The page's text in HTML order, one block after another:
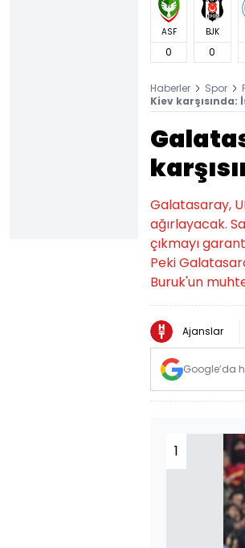
ASF
0
BJK
0
Haberler Spor
Kiev karşısında:
Galatasaray,
ağırlayacak.
çıkmayı
Peki
Buruk'un
Ajanslar
Google’da
1